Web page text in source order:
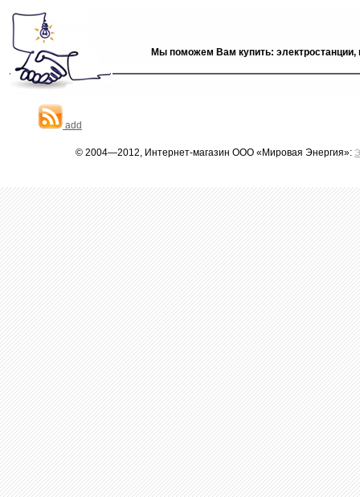
Мы поможем Вам купить: электростанции,
add
© 2004—2012, Интернет-магазин ООО «Мировая Энергия»: